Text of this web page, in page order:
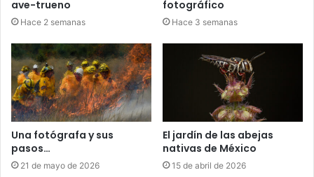
ave-trueno
Hace 2 semanas
fotográfico
Hace 3 semanas
Una fotógrafa y sus
pasos…
21 de mayo de 2026
El jardín de las abejas
nativas de México
15 de abril de 2026